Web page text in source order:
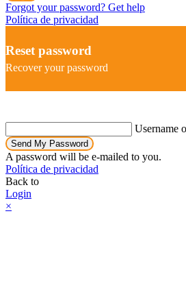
Forgot your password? Get help
Política de privacidad
Reset password
Recover your password
Username
Send My Password
A password will be e-mailed to you.
Política de privacidad
Back to
Login
×